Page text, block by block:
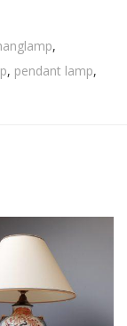
,
, pendant lamp,